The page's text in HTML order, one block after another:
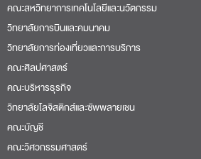
คณะสหวิทยาการเทคโนโลยีและนวัตกรรม
วิทยาลัยการบินและคมนาคม
วิทยาลัยการท่องเที่ยวและการบริการ
คณะศิลปศาสตร์
คณะบริหารธุรกิจ
วิทยาลัยโลจิสติกส์และซัพพลายเชน
คณะบัญชี
คณะวิศวกรรมศาสตร์